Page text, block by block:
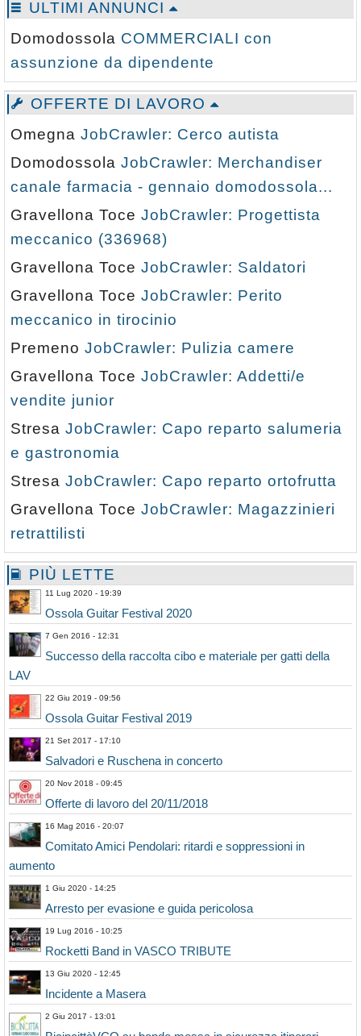
ULTIMI ANNUNCI
Domodossola COMMERCIALI con
assunzione da dipendente
OFFERTE DI LAVORO
Omegna JobCrawler: Cerco autista
Domodossola JobCrawler: Merchandiser
canale farmacia - gennaio domodossola...
Gravellona Toce JobCrawler: Progettista
meccanico (336968)
Gravellona Toce JobCrawler: Saldatori
Gravellona Toce JobCrawler: Perito
meccanico in tirocinio
Premeno JobCrawler: Pulizia camere
Gravellona Toce JobCrawler: Addetti/e
vendite junior
Stresa JobCrawler: Capo reparto salumeria
e gastronomia
Stresa JobCrawler: Capo reparto ortofrutta
Gravellona Toce JobCrawler: Magazzinieri
retrattilisti
PIÙ LETTE
11 Lug 2020 - 19:39
Ossola Guitar Festival 2020
7 Gen 2016 - 12:31
Successo della raccolta cibo e materiale per gatti della
LAV
22 Giu 2019 - 09:56
Ossola Guitar Festival 2019
21 Set 2017 - 17:10
Salvadori e Ruschena in concerto
20 Nov 2018 - 09:45
Offerte di lavoro del 20/11/2018
16 Mag 2016 - 20:07
Comitato Amici Pendolari: ritardi e soppressioni in
aumento
1 Giu 2020 - 14:25
Arresto per evasione e guida pericolosa
19 Lug 2016 - 10:25
Rocketti Band in VASCO TRIBUTE
13 Giu 2020 - 12:45
Incidente a Masera
2 Giu 2017 - 13:01